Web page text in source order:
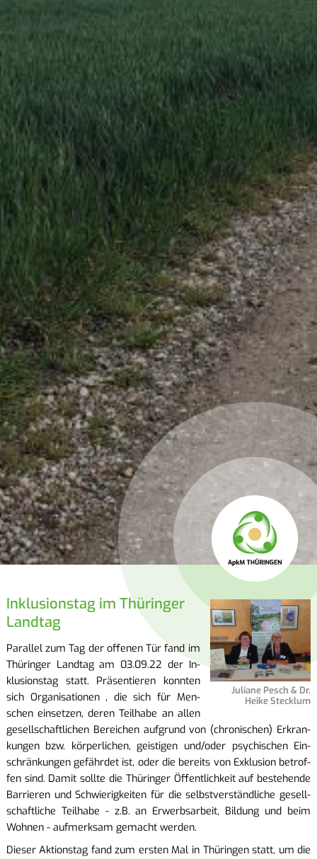
Ju­lia­ne Pesch & Dr.
Heike Steck­lum
In­klu­si­ons­tag im Thü­rin­ger
Land­tag
Par­al­lel zum Tag der of­fe­nen Tür fand im
Thü­rin­ger Land­tag am 03.09.22 der In­
klu­si­ons­tag statt. Prä­sen­tie­ren konn­ten
sich Or­ga­ni­sa­tio­nen , die sich für Men­
schen ein­set­zen, deren Teil­ha­be an allen
ge­sell­schaft­li­chen Be­rei­chen auf­grund von (chro­ni­schen) Er­kran­
kun­gen bzw. kör­per­li­chen, geis­ti­gen und/oder psy­chi­schen Ein­
schrän­kun­gen ge­fähr­det ist, oder die be­reits von Ex­klu­si­on be­trof­
fen sind. Damit soll­te die Thü­rin­ger Öf­fent­lich­keit auf be­stehen­de
Bar­rie­ren und Schwie­rig­kei­ten für die selbst­ver­ständ­li­che ge­sell­
schaft­li­che Teil­ha­be - z.B. an Er­werbs­ar­beit, Bil­dung und beim
Woh­nen - auf­merk­sam ge­macht wer­den.
Die­ser Ak­ti­ons­tag fand zum ers­ten Mal in Thü­rin­gen statt, um die